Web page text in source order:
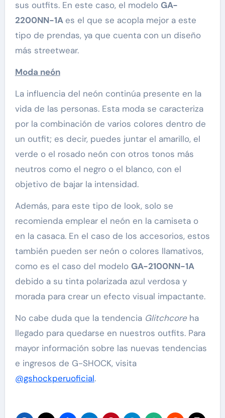
sus outfits. En este caso, el modelo GA-
2200NN-1A es el que se acopla mejor a este
tipo de prendas, ya que cuenta con un diseño
más streetwear.
Moda neón
La influencia del neón continúa presente en la
vida de las personas. Esta moda se caracteriza
por la combinación de varios colores dentro de
un outfit; es decir, puedes juntar el amarillo, el
verde o el rosado neón con otros tonos más
neutros como el negro o el blanco, con el
objetivo de bajar la intensidad.
Además, para este tipo de look, solo se
recomienda emplear el neón en la camiseta o
en la casaca. En el caso de los accesorios, estos
también pueden ser neón o colores llamativos,
como es el caso del modelo GA-2100NN-1A
debido a su tinta polarizada azul verdosa y
morada para crear un efecto visual impactante.
No cabe duda que la tendencia Glitchcoreha
llegado para quedarse en nuestros outfits. Para
mayor información sobre las nuevas tendencias
e ingresos de G-SHOCK, visita
@gshockperuoficial.